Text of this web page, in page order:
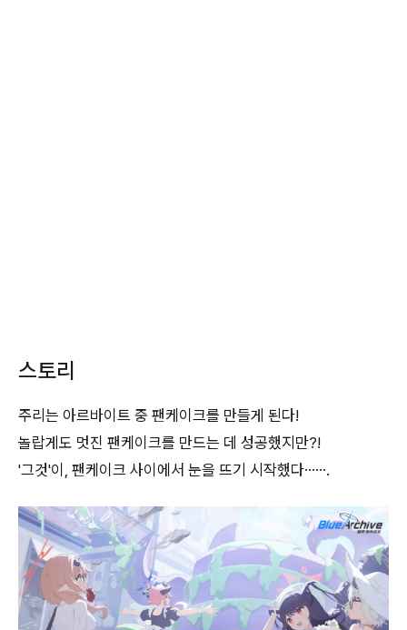
스토리
주리는 아르바이트 중 팬케이크를 만들게 된다!
놀랍게도 멋진 팬케이크를 만드는 데 성공했지만?!
'그것'이, 팬케이크 사이에서 눈을 뜨기 시작했다…….